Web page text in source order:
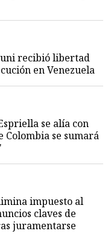
recibió libertad
en Venezuela
se alía con
Colombia se sumará
impuesto al
claves de
juramentarse